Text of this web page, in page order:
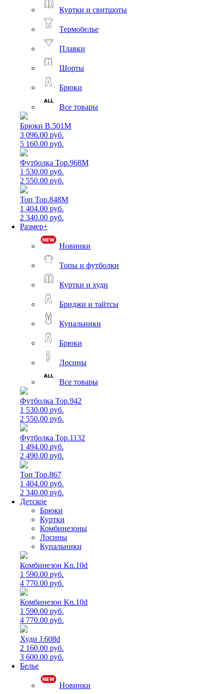
Куртки и свитшоты
Термобелье
Плавки
Шорты
Брюки
Все товары
Брюки B.501M
3 096.00 руб.
5 160.00 руб.
Футболка Top.968M
1 530.00 руб.
2 550.00 руб.
Топ Top.848M
1 404.00 руб.
2 340.00 руб.
Размер+
Новинки
Топы и футболки
Куртки и худи
Бриджи и тайтсы
Купальники
Брюки
Лосины
Все товары
Футболка Top.942
1 530.00 руб.
2 550.00 руб.
Футболка Top.1132
1 494.00 руб.
2 490.00 руб.
Топ Top.867
1 404.00 руб.
2 340.00 руб.
Детское
Брюки
Куртки
Комбинезоны
Лосины
Купальники
Комбинезон Kn.10d
1 590.00 руб.
4 770.00 руб.
Комбинезон Kn.10d
1 590.00 руб.
4 770.00 руб.
Худи J.608d
2 160.00 руб.
3 600.00 руб.
Белье
Новинки